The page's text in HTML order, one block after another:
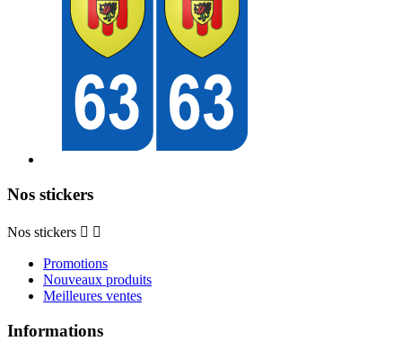
Nos stickers
Nos stickers  
Promotions
Nouveaux produits
Meilleures ventes
Informations